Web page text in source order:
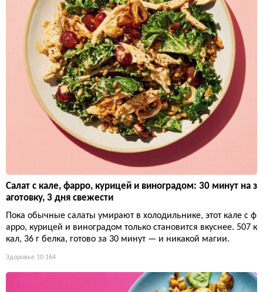
Салат с кале, фарро, курицей и виноградом: 30 минут на з
аготовку, 3 дня свежести
Пока обычные салаты умирают в холодильнике, этот кале с ф
арро, курицей и виноградом только становится вкуснее. 507 к
кал, 36 г белка, готово за 30 минут — и никакой магии.
Здоровье 10 164